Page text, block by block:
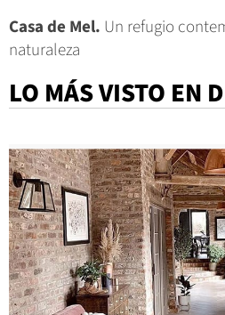
Casa de Mel. Un refugio
naturaleza
LO MÁS VISTO EN